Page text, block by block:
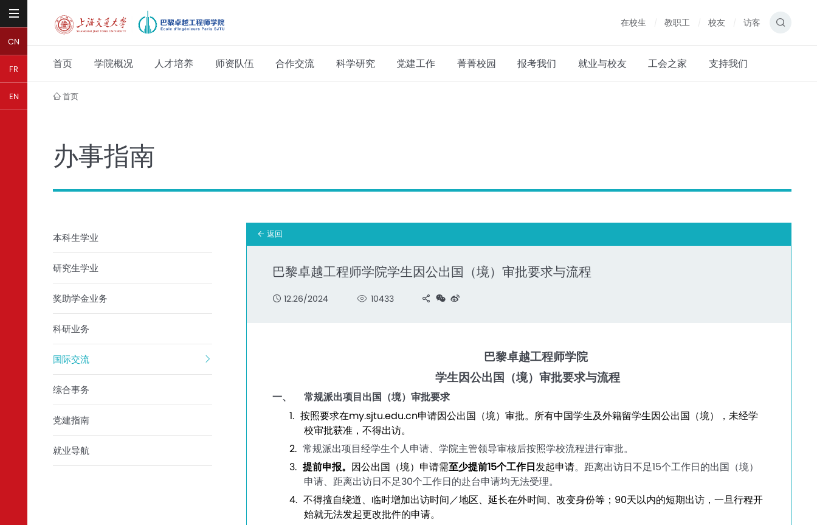
CN
FR
EN
在校生 教职工 校友 访客
首页 学院概况 人才培养 师资队伍 合作交流 科学研究 党建工作 菁菁校园 报考我们 就业与校友 工会之家 支持我们
首页
办事指南
本科生学业
研究生学业
奖助学金业务
科研业务
国际交流
综合事务
党建指南
就业导航
返回
巴黎卓越工程师学院学生因公出国（境）审批要求与流程
12.26/2024 10433
巴黎卓越工程师学院
学生因公出国（境）审批要求与流程
一、
常规派出项目出国（境）审批要求
1. 按照要求在my.sjtu.edu.cn申请因公出国（境）审批。 所有中国学生及外籍留学生因公出国（境），未经学
校审批获准，不得出访。
2. 常规派出项目经学生个人申请、学院主管领导审核后按照学校流程进行审批。
3. 提前申报。 因公出国（境）申请需至少提前15个工作日发起申请。距离出访日不足15个工作日的出国（境）
申请、距离出访日不足30个工作日的赴台申请均无法受理。
4. 不得擅自绕道、临时增加出访时间／地区、延长在外时间、改变身份等； 90天以内的短期出访，一旦行程开
始就无法发起更改批件的申请。